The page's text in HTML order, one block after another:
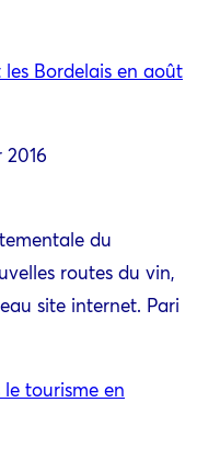
Bordelais en août
2016
du
routes du vin,
site internet. Pari
tourisme en